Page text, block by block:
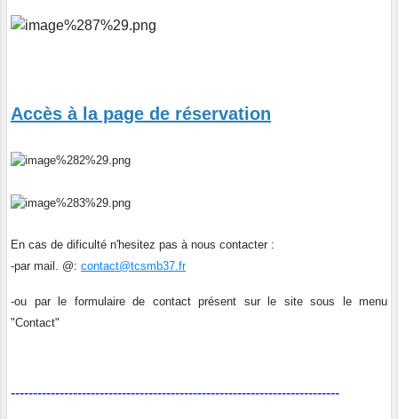
Accès à la page de réservation
En cas de dificulté n'hesitez pas à nous contacter :
-par mail. @: contact@tcsmb37.fr
-ou par le formulaire de contact présent sur le site sous le menu
"Contact"
--------------------------------------------------------------------------